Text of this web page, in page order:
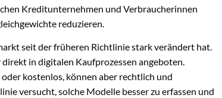
Kreditunternehmen und Verbraucherinnen
reduzieren.
seit der früheren Richtlinie stark verändert hat.
in digitalen Kaufprozessen angeboten.
kostenlos, können aber rechtlich und
versucht, solche Modelle besser zu erfassen und